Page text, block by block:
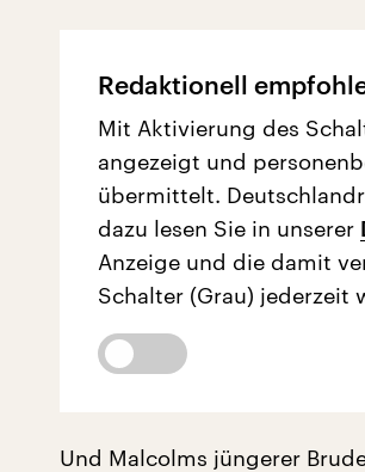
Redaktionell
Mit Aktivierung des
angezeigt und
übermittelt.
dazu lesen Sie in unserer
Anzeige und die damit
Schalter (Grau) jederzeit
Und Malcolms jüngerer